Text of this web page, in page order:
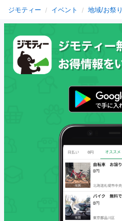
ジモティー イベント 地域/お祭り